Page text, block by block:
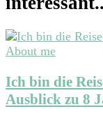
About me
Ich bin die
Ausblick zu 8